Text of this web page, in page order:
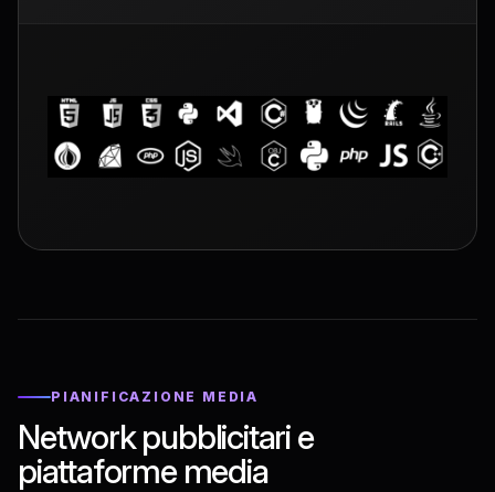
PIANIFICAZIONE MEDIA
Network pubblicitari e
piattaforme media